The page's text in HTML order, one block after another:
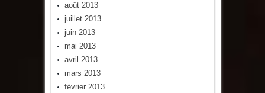
août 2013
juillet 2013
juin 2013
mai 2013
avril 2013
mars 2013
février 2013